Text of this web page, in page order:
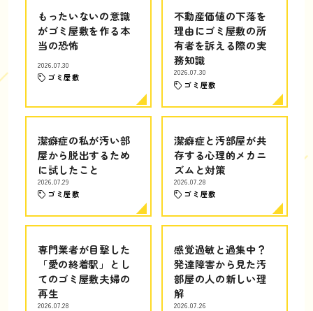
もったいないの意識
がゴミ屋敷を作る本
当の恐怖
2026.07.30
ゴミ屋敷
不動産価値の下落を
理由にゴミ屋敷の所
有者を訴える際の実
務知識
2026.07.30
ゴミ屋敷
潔癖症の私が汚い部
屋から脱出するため
に試したこと
2026.07.29
ゴミ屋敷
潔癖症と汚部屋が共
存する心理的メカニ
ズムと対策
2026.07.28
ゴミ屋敷
専門業者が目撃した
「愛の終着駅」とし
てのゴミ屋敷夫婦の
再生
2026.07.28
感覚過敏と過集中？
発達障害から見た汚
部屋の人の新しい理
解
2026.07.26